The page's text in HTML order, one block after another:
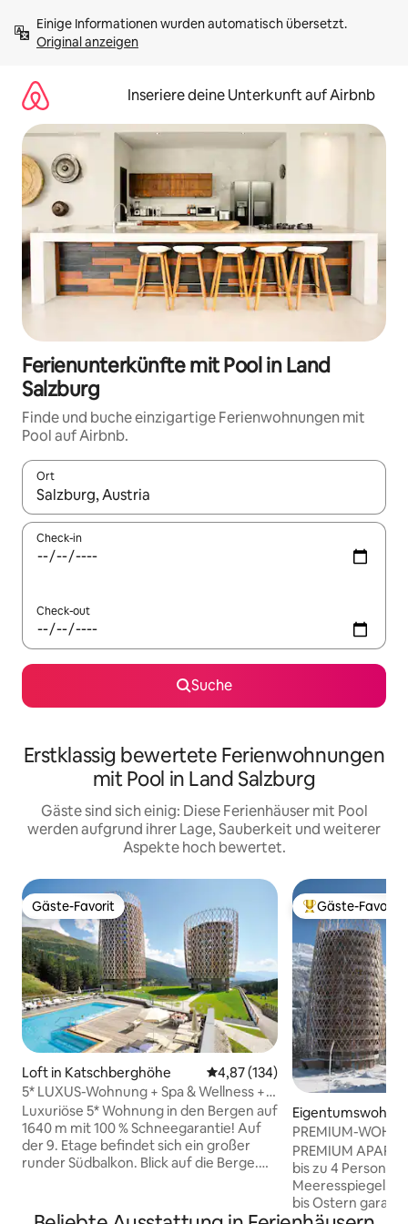
Inhalten
springenOriginal anzeigen
Inseriere deine Unterkunft auf Airbnb
Ferienunterkünfte mit Pool in Land
Salzburg
Finde und buche einzigartige Ferienwohnungen mit
Pool auf Airbnb.
Ort
Wenn Ergebnisse verfügbar sind, navigiere mit den
Check-in
Check-out
Suche
Erstklassig bewertete Ferienwohnungen
mit Pool in Land Salzburg
Gäste sind sich einig: Diese Ferienhäuser mit Pool
werden aufgrund ihrer Lage, Sauberkeit und weiterer
Aspekte hoch bewertet.
Gäste-Favorit
Gäste-Favorit
Loft in Katschberghöhe Durchschnittliche Bewertung:
4,87 (134)
5* LUXUS-Wohnung + Spa & Wellness +
Schwimmbäder
Luxuriöse 5* Wohnung in den Bergen auf
1640 m mit 100 % Schneegarantie! Auf
der 9. Etage befindet sich ein großer
runder Südbalkon. Blick auf die Berge.
Schwimmbäder, 2 private
Beliebter Gäste-
Gäste-Favorit
chberghöhe
PREMIUM-
PREMIUM
bis zu 4
Meeresspiegel.
bis Ostern
die Region